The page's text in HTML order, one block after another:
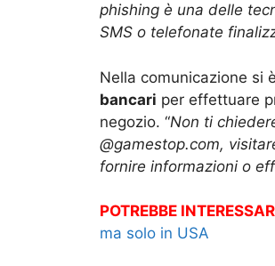
phishing è una delle
SMS o telefonate
Nella comunicazione si
bancari per effettuare
negozio. “Non ti
@gamestop.com,
fornire informazioni o
POTREBBE
ma solo in USA